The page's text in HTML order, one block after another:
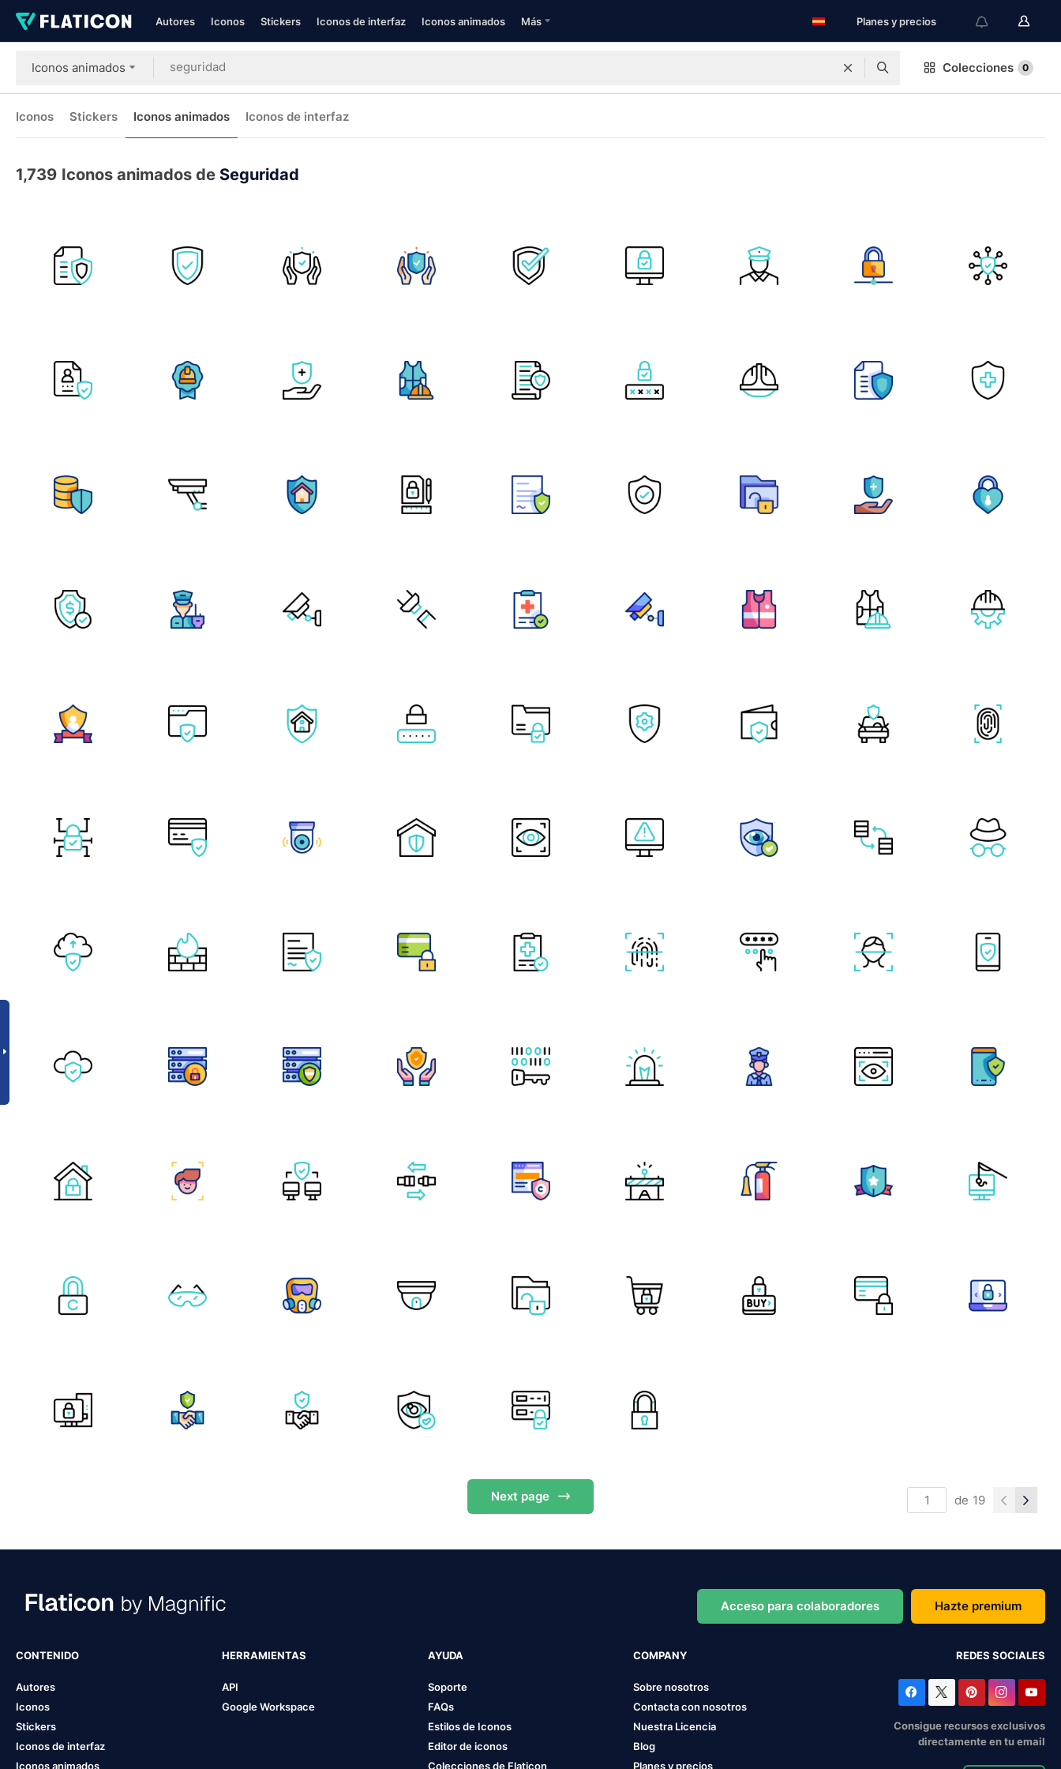
Autores Iconos Stickers Iconos de interfaz Iconos animados Más Planes y precios
Iconos animados Colecciones 0
Iconos Stickers Iconos animados Iconos de interfaz
1,739 Iconos animados de Seguridad
Next page de 19
Acceso para colaboradores Hazte premium
CONTENIDO
Autores
Iconos
Stickers
Iconos de interfaz
Iconos animados
HERRAMIENTAS
API
Google Workspace
AYUDA
Soporte
FAQs
Estilos de Iconos
Editor de iconos
Colecciones de Flaticon
COMPANY
Sobre nosotros
Contacta con nosotros
Nuestra Licencia
Blog
Planes y precios
REDES SOCIALES
Consigue recursos exclusivos
directamente en tu email